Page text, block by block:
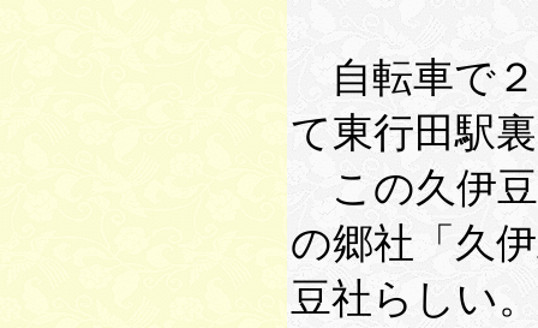
自転車で２
て東行田駅
この久伊豆
の郷社「久
豆社らしい